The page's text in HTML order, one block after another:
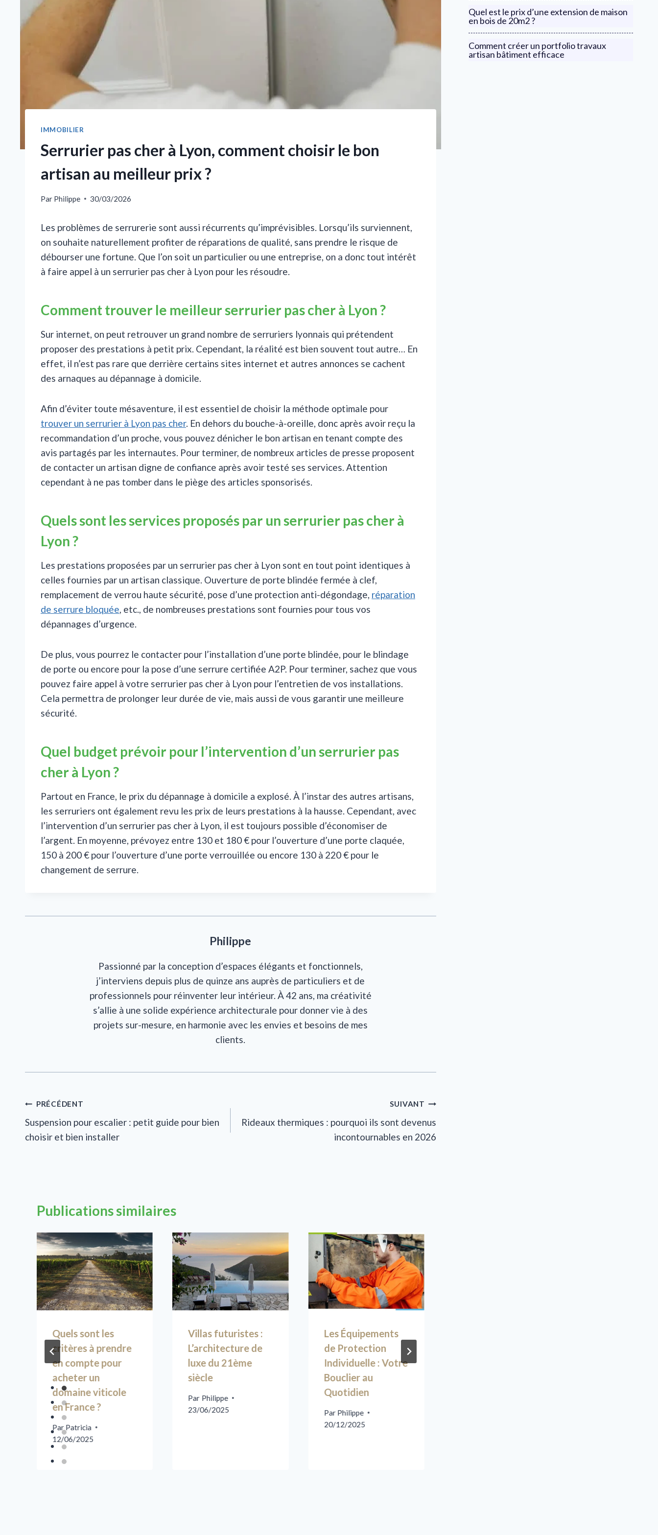
IMMOBILIER
Serrurier pas cher à Lyon, comment choisir le bon
artisan au meilleur prix ?
Par Philippe 30/03/2026
Les problèmes de serrurerie sont aussi récurrents qu’imprévisibles. Lorsqu’ils surviennent,
on souhaite naturellement profiter de réparations de qualité, sans prendre le risque de
débourser une fortune. Que l’on soit un particulier ou une entreprise, on a donc tout intérêt
à faire appel à un serrurier pas cher à Lyon pour les résoudre.
Comment trouver le meilleur serrurier pas cher à Lyon ?
Sur internet, on peut retrouver un grand nombre de serruriers lyonnais qui prétendent
proposer des prestations à petit prix. Cependant, la réalité est bien souvent tout autre… En
effet, il n’est pas rare que derrière certains sites internet et autres annonces se cachent
des arnaques au dépannage à domicile.
Afin d’éviter toute mésaventure, il est essentiel de choisir la méthode optimale pour
trouver un serrurier à Lyon pas cher. En dehors du bouche-à-oreille, donc après avoir reçu la
recommandation d’un proche, vous pouvez dénicher le bon artisan en tenant compte des
avis partagés par les internautes. Pour terminer, de nombreux articles de presse proposent
de contacter un artisan digne de confiance après avoir testé ses services. Attention
cependant à ne pas tomber dans le piège des articles sponsorisés.
Quels sont les services proposés par un serrurier pas cher à
Lyon ?
Les prestations proposées par un serrurier pas cher à Lyon sont en tout point identiques à
celles fournies par un artisan classique. Ouverture de porte blindée fermée à clef,
remplacement de verrou haute sécurité, pose d’une protection anti-dégondage, réparation
de serrure bloquée, etc., de nombreuses prestations sont fournies pour tous vos
dépannages d’urgence.
De plus, vous pourrez le contacter pour l’installation d’une porte blindée, pour le blindage
de porte ou encore pour la pose d’une serrure certifiée A2P. Pour terminer, sachez que vous
pouvez faire appel à votre serrurier pas cher à Lyon pour l’entretien de vos installations.
Cela permettra de prolonger leur durée de vie, mais aussi de vous garantir une meilleure
sécurité.
Quel budget prévoir pour l’intervention d’un serrurier pas
cher à Lyon ?
Partout en France, le prix du dépannage à domicile a explosé. À l’instar des autres artisans,
les serruriers ont également revu les prix de leurs prestations à la hausse. Cependant, avec
l’intervention d’un serrurier pas cher à Lyon, il est toujours possible d’économiser de
l’argent. En moyenne, prévoyez entre 130 et 180 € pour l’ouverture d’une porte claquée,
150 à 200 € pour l’ouverture d’une porte verrouillée ou encore 130 à 220 € pour le
changement de serrure.
Philippe
Passionné par la conception d’espaces élégants et fonctionnels,
j’interviens depuis plus de quinze ans auprès de particuliers et de
professionnels pour réinventer leur intérieur. À 42 ans, ma créativité
s’allie à une solide expérience architecturale pour donner vie à des
projets sur-mesure, en harmonie avec les envies et besoins de mes
clients.
Navigation
de
PRÉCÉDENT
Suspension pour escalier : petit guide pour bien
choisir et bien installer
SUIVANT
Rideaux thermiques : pourquoi ils sont devenus
incontournables en 2026
Publications similaires
Quels sont les
critères à prendre
en compte pour
acheter un
domaine viticole
en France ?
Par Patricia
12/06/2025
Villas futuristes :
L’architecture de
luxe du 21ème
siècle
Par Philippe
23/06/2025
Les Équipements
de Protection
Individuelle : Votre
Bouclier au
Quotidien
Par Philippe
20/12/2025
Quel est le prix d’une extension de maison
en bois de 20m2 ?
Comment créer un portfolio travaux
artisan bâtiment efficace